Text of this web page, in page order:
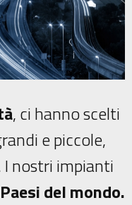
, ci hanno scelti
e piccole,
nostri impianti
del mondo.